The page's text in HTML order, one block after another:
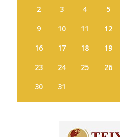
2
3 4 5
9
10 11 12
16
17 18 19
23
24 25 26
30
31